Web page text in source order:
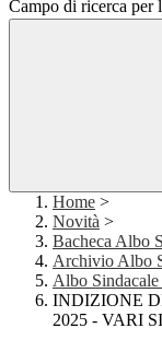
Campo di ricerca per
Home >
Novità >
Bacheca Albo
Archivio Albo
Albo
INDIZIONE
2025 - VARI